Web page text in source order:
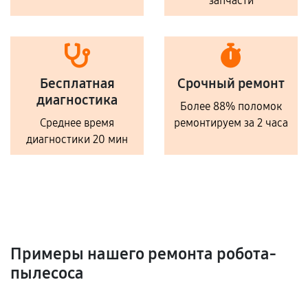
Бесплатная
диагностика
Среднее время
диагностики 20 мин
Срочный ремонт
Более 88% поломок
ремонтируем за 2 часа
Примеры нашего ремонта робота-
пылесоса